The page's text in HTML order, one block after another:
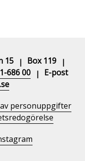
15 | Box 119 |
686 00 |
E-post
personuppgifter